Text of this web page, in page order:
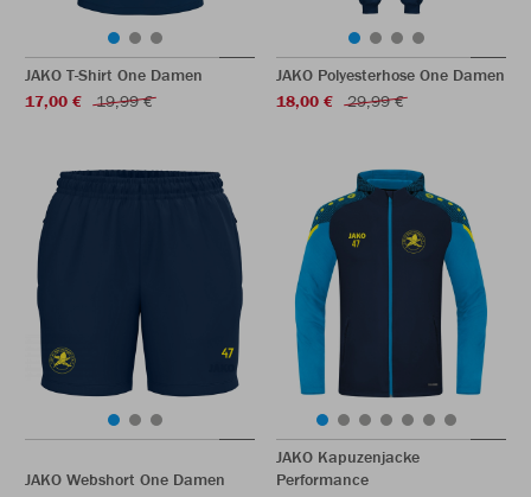
JAKO T-Shirt One Damen
17,00 €
19,99 €
JAKO Polyesterhose One Damen
18,00 €
29,99 €
JAKO Webshort One Damen
JAKO Kapuzenjacke
Performance